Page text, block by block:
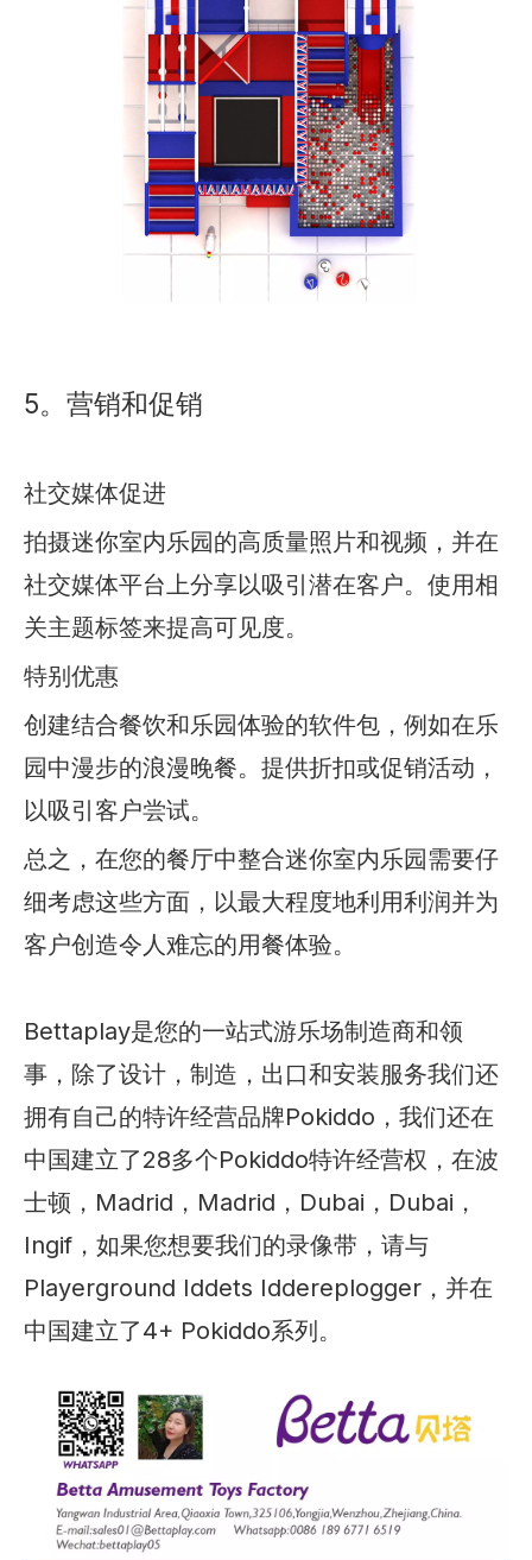
5。营销和促销
社交媒体促进
拍摄迷你室内乐园的高质量照片和视频，并在
社交媒体平台上分享以吸引潜在客户。使用相
关主题标签来提高可见度。
特别优惠
创建结合餐饮和乐园体验的软件包，例如在乐
园中漫步的浪漫晚餐。提供折扣或促销活动，
以吸引客户尝试。
总之，在您的餐厅中整合迷你室内乐园需要仔
细考虑这些方面，以最大程度地利用利润并为
客户创造令人难忘的用餐体验。
Bettaplay是您的一站式游乐场制造商和领
事，除了设计，制造，出口和安装服务我们还
拥有自己的特许经营品牌Pokiddo，我们还在
中国建立了28多个Pokiddo特许经营权，在波
士顿，Madrid，Madrid，Dubai，Dubai，
Ingif，如果您想要我们的录像带，请与
Playerground Iddets Iddereplogger，并在
中国建立了4+ Pokiddo系列。